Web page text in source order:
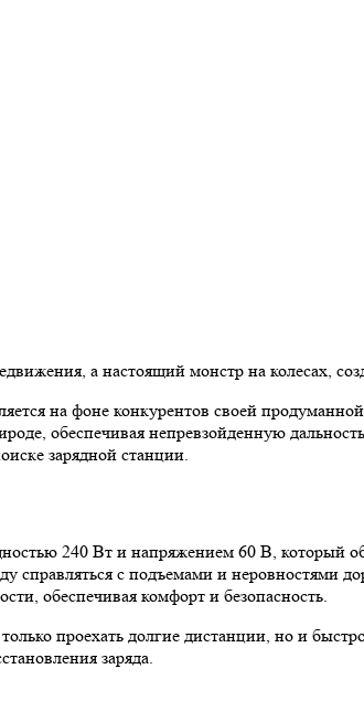
а настоящий монстр на колесах,
на фоне конкурентов своей
обеспечивая непревзойденную
зарядной станции.
240 Вт и напряжением 60 В, который
справляться с подъемами и неровностями
обеспечивая комфорт и безопасность.
проехать долгие дистанции, но и
заряда.